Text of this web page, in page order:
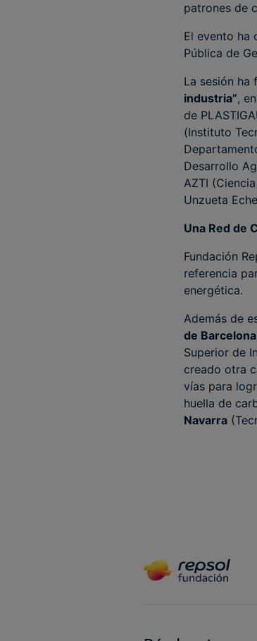
patrones de
El evento ha
Pública de
La sesión ha
industria”,
de
(Instituto
Desarrollo
AZTI
Unzueta
Una Red de
Fundación
referencia
energética.
Además de
de Barcelona
Superior de
creado otra
vías para
huella de
Navarra